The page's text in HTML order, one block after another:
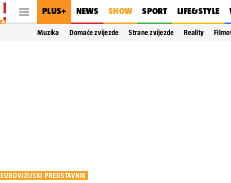
PLUS+ NEWS SHOW SPORT LIFE&STYLE
Muzika Domaće zvijezde Strane zvijezde Reality
EUROVIZIJSKI PREDSTAVNIK